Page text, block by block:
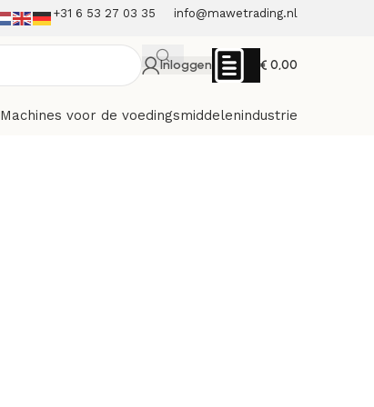
+31 6 53 27 03 35 info@mawetrading.nl
Inloggen € 0,00
Machines voor de voedingsmiddelenindustrie